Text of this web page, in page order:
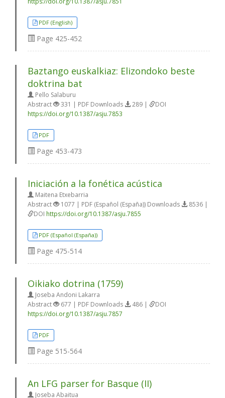
PDF (English)
Page 425-452
Baztango euskalkiaz: Elizondoko beste
doktrina bat
Pello Salaburu
Abstract
331 | PDF Downloads 289 |
DOI
https://doi.org/10.1387/asju.7853
PDF
Page 453-473
Iniciación a la fonética acústica
Maitena Etxebarria
Abstract
1077 | PDF (Español (España)) Downloads
8536 |
DOI https://doi.org/10.1387/asju.7855
PDF (Español (España))
Page 475-514
Oikiako dotrina (1759)
Joseba Andoni Lakarra
Abstract
677 | PDF Downloads 486 |
DOI
https://doi.org/10.1387/asju.7857
PDF
Page 515-564
An LFG parser for Basque (II)
Joseba Abaitua